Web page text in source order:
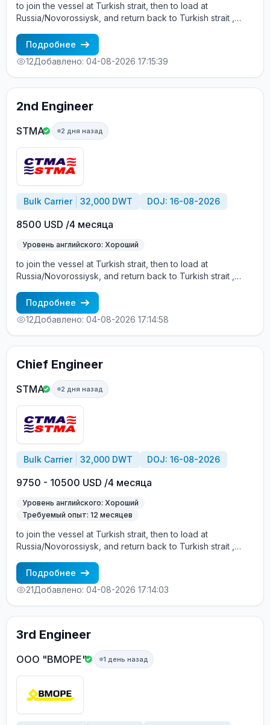
to join the vessel at Turkish strait, then to load at
Russia/Novorossiysk, and return back to Turkish strait ,
paid constantly during the contract + HRA bonus. Greek
Owner, CBA covered vessels, P&I club.
Подробнее
12Добавлено: 04-08-2026 17:15:39
2nd Engineer
STMA 2 дня назад
Bulk Carrier 32,000 DWT DOJ: 16-08-2026
8500 USD /4 месяца
Уровень английского: Хороший
to join the vessel at Turkish strait, then to load at
Russia/Novorossiysk, and return back to Turkish strait ,
paid constantly during the contract + HRA bonus. Greek
Owner, CBA covered vessels, P&I club.
Подробнее
12Добавлено: 04-08-2026 17:14:58
Chief Engineer
STMA 2 дня назад
Bulk Carrier 32,000 DWT DOJ: 16-08-2026
9750 - 10500 USD /4 месяца
Уровень английского: Хороший
Требуемый опыт: 12 месяцев
to join the vessel at Turkish strait, then to load at
Russia/Novorossiysk, and return back to Turkish strait ,
paid constantly during the contract + HRA bonus. Greek
Owner, CBA covered vessels, P&I club.
Подробнее
21Добавлено: 04-08-2026 17:14:03
3rd Engineer
ООО "ВМОРЕ" 1 день назад